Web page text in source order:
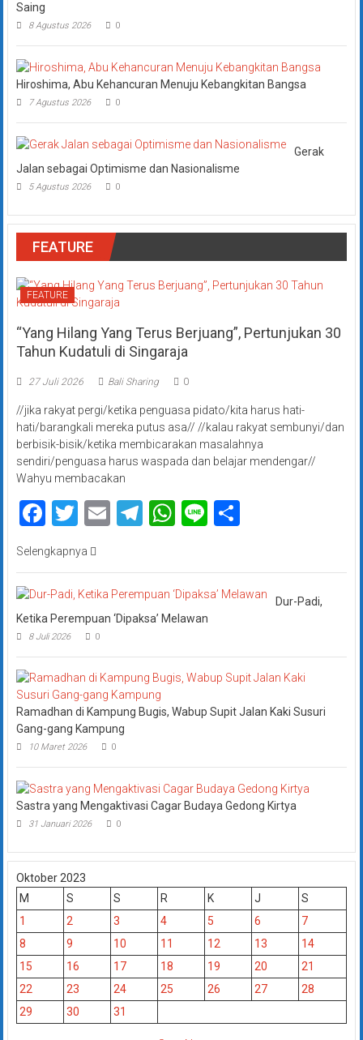
Saing
8 Agustus 2026 0
Hiroshima, Abu Kehancuran Menuju Kebangkitan Bangsa
7 Agustus 2026 0
Gerak
Jalan sebagai Optimisme dan Nasionalisme
5 Agustus 2026 0
FEATURE
FEATURE
“Yang Hilang Yang Terus Berjuang”, Pertunjukan 30
Tahun Kudatuli di Singaraja
27 Juli 2026 Bali Sharing 0
//jika rakyat pergi/ketika penguasa pidato/kita harus hati-
hati/barangkali mereka putus asa// //kalau rakyat sembunyi/dan
berbisik-bisik/ketika membicarakan masalahnya
sendiri/penguasa harus waspada dan belajar mendengar//
Wahyu membacakan
Facebook
Twitter
EmailTelegram
WhatsApp
LineShare
Selengkapnya
Dur-Padi,
Ketika Perempuan ‘Dipaksa’ Melawan
8 Juli 2026 0
Ramadhan di Kampung Bugis, Wabup Supit Jalan Kaki Susuri
Gang-gang Kampung
10 Maret 2026 0
Sastra yang Mengaktivasi Cagar Budaya Gedong Kirtya
31 Januari 2026 0
Oktober 2023
M
S S R K J
S
1
2 3 4 5 6
7
8
9 10 11 12 13
14
15
16 17 18 19 20
21
22
23 24 25 26 27
28
29
30 31